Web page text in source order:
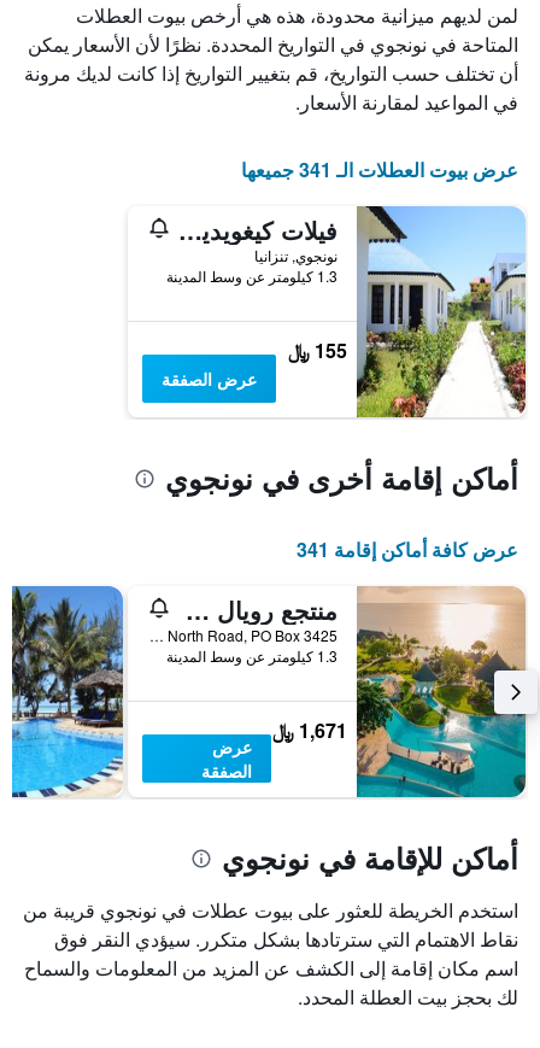
لمن لديهم ميزانية محدودة، هذه هي أرخص بيوت العطلات
المتاحة في نونجوي في التواريخ المحددة. نظرًا لأن الأسعار يمكن
أن تختلف حسب التواريخ، قم بتغيير التواريخ إذا كانت لديك مرونة
في المواعيد لمقارنة الأسعار.
عرض بيوت العطلات الـ 341 جميعها
فيلات كيغويديني
نونجوي, تنزانيا
1.3 كيلومتر عن وسط المدينة
155 ﷼
عرض الصفقة
أماكن إقامة أخرى في نونجوي
عرض كافة أماكن إقامة 341
منتجع رويال زنجبار بيتش
Nungwi North Road, PO Box 3425, نونجوي, تنزانيا
1.3 كيلومتر عن وسط المدينة
1,671 ﷼
عرض
الصفقة
أماكن للإقامة في نونجوي
استخدم الخريطة للعثور على بيوت عطلات في نونجوي قريبة من
نقاط الاهتمام التي سترتادها بشكل متكرر. سيؤدي النقر فوق
اسم مكان إقامة إلى الكشف عن المزيد من المعلومات والسماح
لك بحجز بيت العطلة المحدد.